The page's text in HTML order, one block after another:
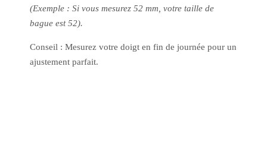
(Exemple : Si vous mesurez 52 mm, votre taille de
bague est 52).
Conseil : Mesurez votre doigt en fin de journée pour un
ajustement parfait.